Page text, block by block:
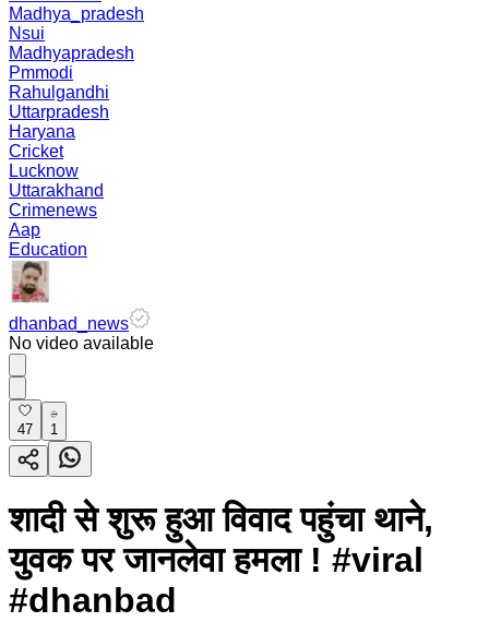
Madhya_pradesh
Nsui
Madhyapradesh
Pmmodi
Rahulgandhi
Uttarpradesh
Haryana
Cricket
Lucknow
Uttarakhand
Crimenews
Aap
Education
dhanbad_news
No video available
47 1
शादी से शुरू हुआ विवाद पहुंचा थाने,
युवक पर जानलेवा हमला ! #viral
#dhanbad